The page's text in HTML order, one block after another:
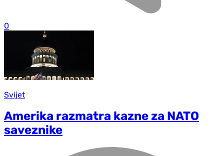
0
Svijet
Amerika razmatra kazne za NATO
saveznike